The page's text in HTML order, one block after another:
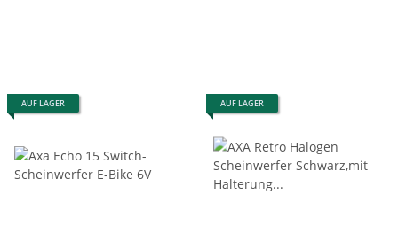
AUF LAGER AUF LAGER